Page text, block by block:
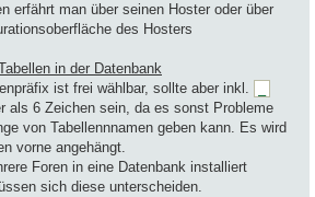
erfährt man über seinen Hoster oder über
des Hosters
in der Datenbank
ist frei wählbar, sollte aber inkl.
als 6 Zeichen sein, da es sonst Probleme
von Tabellennnamen geben kann. Es wird
vorne angehängt.
Foren in eine Datenbank installiert
sich diese unterscheiden.